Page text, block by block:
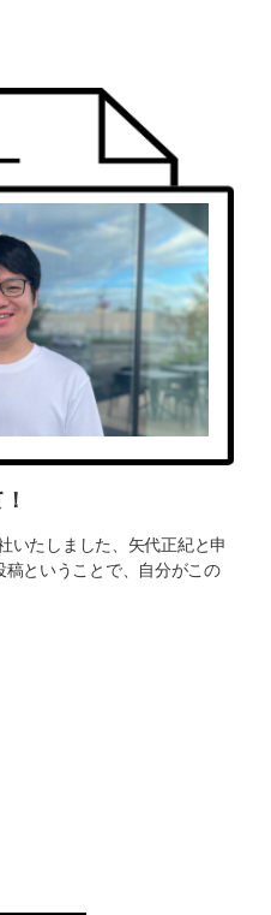
いたしました、矢代正紀と申
稿ということで、自分がこの